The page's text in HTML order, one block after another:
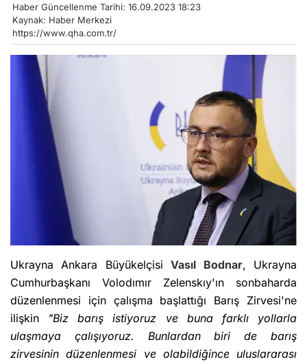
Haber Güncellenme Tarihi: 16.09.2023 18:23
Kaynak: Haber Merkezi
https://www.qha.com.tr/
Ukrayna Ankara BüyükelçisiVasıl Bodnar, Ukrayna
Cumhurbaşkanı Volodımır Zelenskıy'ın sonbaharda
düzenlenmesi için çalışma başlattığı Barış Zirvesi'ne
ilişkin "Biz barış istiyoruz ve buna farklı yollarla
ulaşmaya çalışıyoruz. Bunlardan biri de barış
zirvesinin düzenlenmesi ve olabildiğince uluslararası